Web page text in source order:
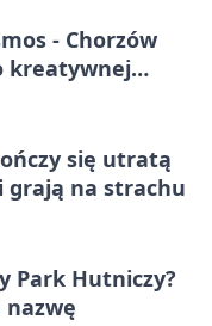
- Chorzów
kreatywnej
się utratą
grają na strachu
Park Hutniczy?